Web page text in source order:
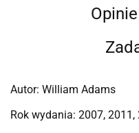
Autor: William Adams
Rok wydania: 2007, 2011,